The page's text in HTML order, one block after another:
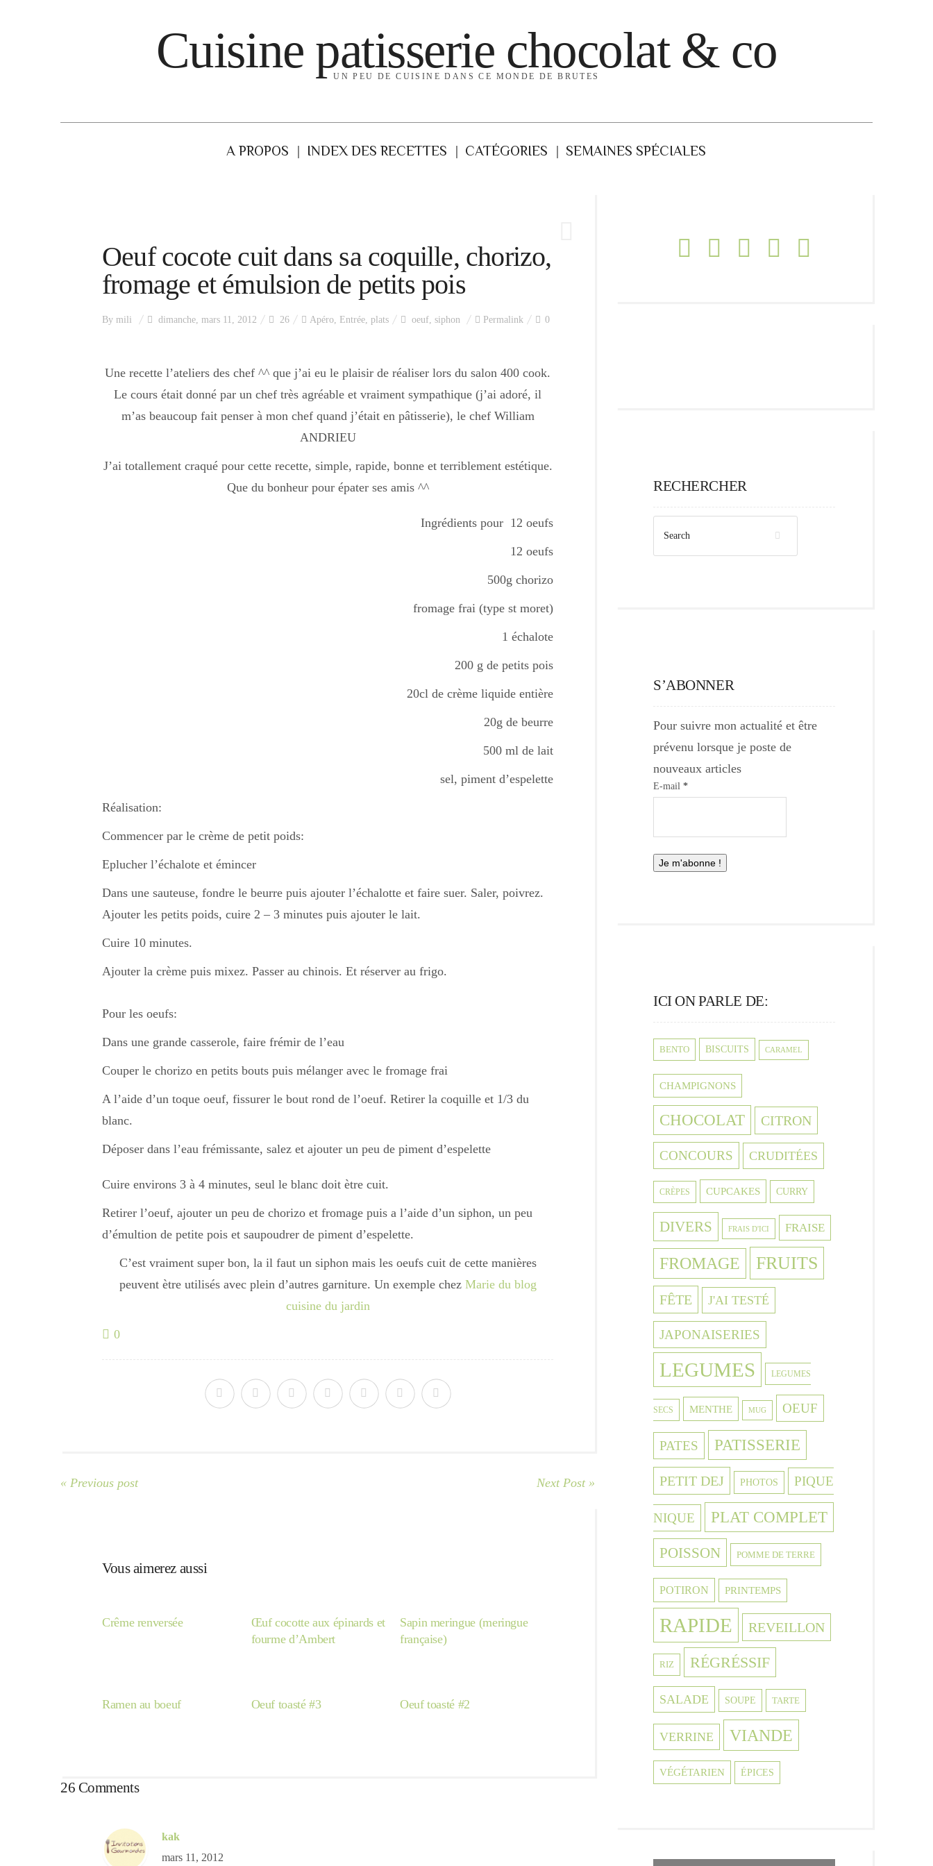
Cuisine patisserie chocolat & co
UN PEU DE CUISINE DANS CE MONDE DE BRUTES
A PROPOS INDEX DES RECETTES CATÉGORIES SEMAINES SPÉCIALES
Oeuf cocote cuit dans sa coquille, chorizo,
fromage et émulsion de petits pois
By mili dimanche, mars 11, 2012 26 Apéro, Entrée, plats oeuf, siphon Permalink 0
Une recette l’ateliers des chef ^^ que j’ai eu le plaisir de réaliser lors du salon 400 cook.
Le cours était donné par un chef très agréable et vraiment sympathique (j’ai adoré, il
m’as beaucoup fait penser à mon chef quand j’était en pâtisserie), le chef William
ANDRIEU
J’ai totallement craqué pour cette recette, simple, rapide, bonne et terriblement estétique.
Que du bonheur pour épater ses amis ^^
Ingrédients pour 12 oeufs
12 oeufs
500g chorizo
fromage frai (type st moret)
1 échalote
200 g de petits pois
20cl de crème liquide entière
20g de beurre
500 ml de lait
sel, piment d’espelette
Réalisation:
Commencer par le crème de petit poids:
Eplucher l’échalote et émincer
Dans une sauteuse, fondre le beurre puis ajouter l’échalotte et faire suer. Saler, poivrez.
Ajouter les petits poids, cuire 2 – 3 minutes puis ajouter le lait.
Cuire 10 minutes.
Ajouter la crème puis mixez. Passer au chinois. Et réserver au frigo.
Pour les oeufs:
Dans une grande casserole, faire frémir de l’eau
Couper le chorizo en petits bouts puis mélanger avec le fromage frai
A l’aide d’un toque oeuf, fissurer le bout rond de l’oeuf. Retirer la coquille et 1/3 du
blanc.
Déposer dans l’eau frémissante, salez et ajouter un peu de piment d’espelette
Cuire environs 3 à 4 minutes, seul le blanc doit ètre cuit.
Retirer l’oeuf, ajouter un peu de chorizo et fromage puis a l’aide d’un siphon, un peu
d’émultion de petite pois et saupoudrer de piment d’espelette.
C’est vraiment super bon, la il faut un siphon mais les oeufs cuit de cette manières
peuvent ètre utilisés avec plein d’autres garniture. Un exemple chez Marie du blog
cuisine du jardin
0
« Previous post Next Post »
Vous aimerez aussi
Crême renversée
Œuf cocotte aux épinards et
fourme d’Ambert
Sapin meringue (meringue
française)
Ramen au boeuf Oeuf toasté #3 Oeuf toasté #2
26 Comments
kak
mars 11, 2012
RECHERCHER
S’ABONNER
Pour suivre mon actualité et être
prévenu lorsque je poste de
nouveaux articles
E-mail *
ICI ON PARLE DE:
BENTO BISCUITS CARAMEL
CHAMPIGNONS
CHOCOLAT CITRON
CONCOURS CRUDITÉES
CRÈPES CUPCAKES CURRY
DIVERS FRAIS D'ICI FRAISE
FROMAGE FRUITS
FÊTE J'AI TESTÉ
JAPONAISERIES
LEGUMES LEGUMES
SECS MENTHE MUG OEUF
PATES PATISSERIE
PETIT DEJ PHOTOS PIQUE
NIQUE PLAT COMPLET
POISSON POMME DE TERRE
POTIRON PRINTEMPS
RAPIDE REVEILLON
RIZ RÉGRÉSSIF
SALADE SOUPE TARTE
VERRINE VIANDE
VÉGÉTARIEN ÉPICES